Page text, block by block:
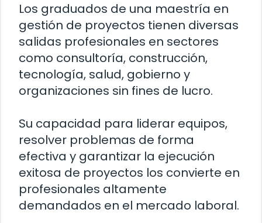
Los graduados de una maestría en
gestión de proyectos tienen diversas
salidas profesionales en sectores
como consultoría, construcción,
tecnología, salud, gobierno y
organizaciones sin fines de lucro.
Su capacidad para liderar equipos,
resolver problemas de forma
efectiva y garantizar la ejecución
exitosa de proyectos los convierte en
profesionales altamente
demandados en el mercado laboral.